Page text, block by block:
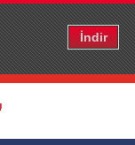
İndir